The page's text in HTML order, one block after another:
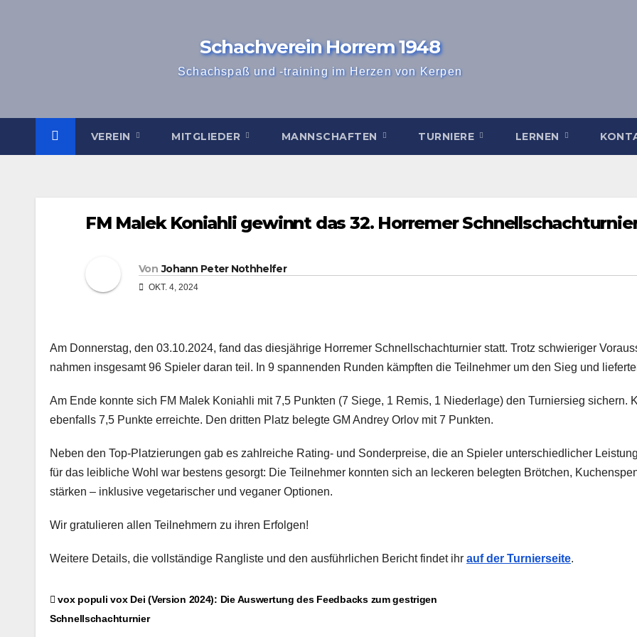
Schachverein Horrem 1948
Schachspaß und -training im Herzen von Kerpen
VEREIN MITGLIEDER MANNSCHAFTEN TURNIERE LERNEN
FM Malek Koniahli gewinnt das 32. Horremer
Von Johann Peter Nothhelfer
OKT. 4, 2024
Am Donnerstag, den 03.10.2024, fand das diesjährige Horremer Schnellschachturnier statt. Trotz schwieriger
nahmen insgesamt 96 Spieler daran teil. In 9 spannenden Runden kämpften die Teilnehmer um den Sieg und
Am Ende konnte sich FM Malek Koniahli mit 7,5 Punkten (7 Siege, 1 Remis, 1 Niederlage) den Turniersieg sichern.
ebenfalls 7,5 Punkte erreichte. Den dritten Platz belegte GM Andrey Orlov mit 7 Punkten.
Neben den Top-Platzierungen gab es zahlreiche Rating- und Sonderpreise, die an Spieler unterschiedlicher
für das leibliche Wohl war bestens gesorgt: Die Teilnehmer konnten sich an leckeren belegten Brötchen,
stärken – inklusive vegetarischer und veganer Optionen.
Wir gratulieren allen Teilnehmern zu ihren Erfolgen!
Weitere Details, die vollständige Rangliste und den ausführlichen Bericht findet ihr auf der Turnierseite.
Beitragsnavigation
vox populi vox Dei (Version 2024): Die Auswertung des Feedbacks zum gestrigen
Schnellschachturnier